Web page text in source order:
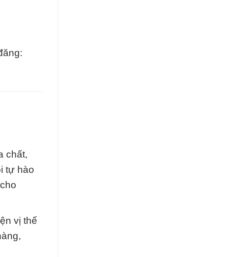
chất,
tự hào
vị thế